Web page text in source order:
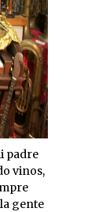
padre
vinos,
gente